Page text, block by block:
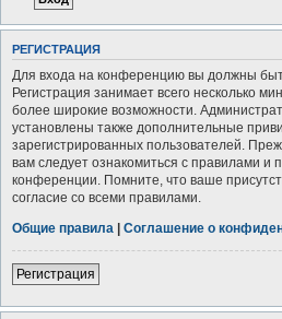
РЕГИСТРАЦИЯ
Для входа на конференцию вы должны
Регистрация занимает всего несколько
более широкие возможности.
установлены также дополнительные
зарегистрированных пользователей.
вам следует ознакомиться с правилами и
конференции. Помните, что ваше
согласие со всеми правилами.
Общие правила | Соглашение о
Регистрация